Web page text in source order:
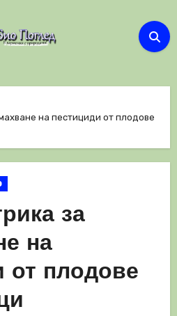
на пестициди от плодове
за
на
от плодове